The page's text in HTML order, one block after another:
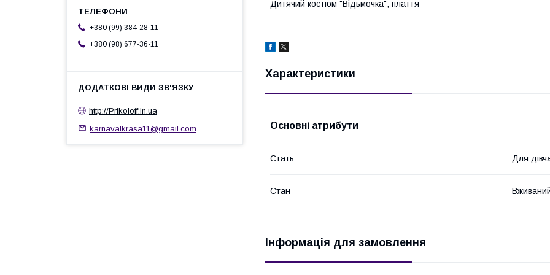
Дитячий костюм "Відьмочка", плаття
Характеристики
Основні атрибути
Стать Для
Стан
Інформація для замовлення
+380 (99) 384-28-11
+380 (98) 677-36-11
http://Prikoloff.in.ua
karnavalkrasa11@gmail.com